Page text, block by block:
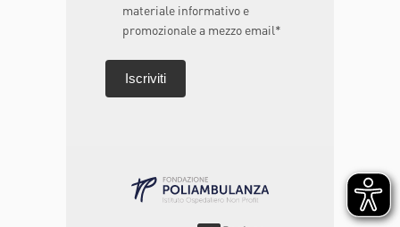
materiale informativo e
promozionale a mezzo email*